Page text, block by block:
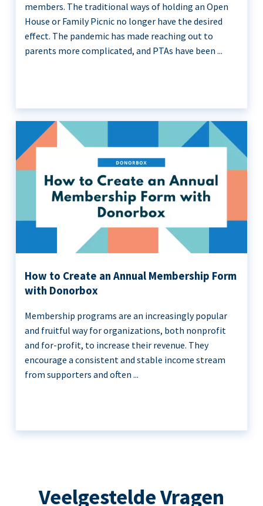
members. The traditional ways of holding an Open
House or Family Picnic no longer have the desired
effect. The pandemic has made reaching out to
parents more complicated, and PTAs have been ...
How to Create an Annual Membership Form
with Donorbox
Membership programs are an increasingly popular
and fruitful way for organizations, both nonprofit
and for-profit, to increase their revenue. They
encourage a consistent and stable income stream
from supporters and often ...
Veelgestelde Vragen